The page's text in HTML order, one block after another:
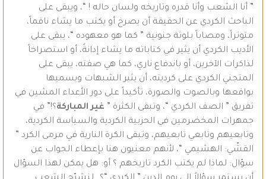
” أنا الشعب وأنا قدره وتاريخه ولسان حاله ! “، ويبقى على
الباحث الكردي عن الحقيقة أن يصرخ أو يكتب ما يشاء ناقماً،
متوتراً، ومصاباً بلوثة جنونية ” كما هو معهوده “، يبقى على
الأديب الكردي أن يثير في كتاباته ما يشاء إدانةً، أو استصراخاً
لذاكرات الآخرين، أو باندفاع ناري، كما هي صفته، يبقى على
المتجني الكردي على كرديته، أن يثير الشبهات ويسميها
بواقعها وبالصوت والصورة، تأكيداً على دور الأعداء المشين في
تفريق ” الصف الكردي “، وتبقى الكثرة ” غير المباركة؟!” في
جمهرات المخضرمين في الحزبية الكردية والسياسة الكردية،
وتابعيهم وتابعي تابعيهم، وتبقى الكرة النارية في مرمى الكرد ”
القشّي: الهشيمي “، لأنهم معنيون هنا بإعطاء الجواب عن
سؤال: لماذا لم يكتب الكرد تاريخهم ؟ أو: هل يمكن لهذا السؤال